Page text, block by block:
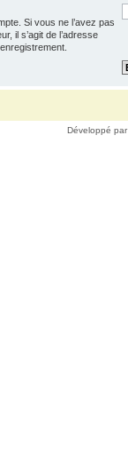
Si vous ne l’avez pas
il s’agit de l’adresse
Développé